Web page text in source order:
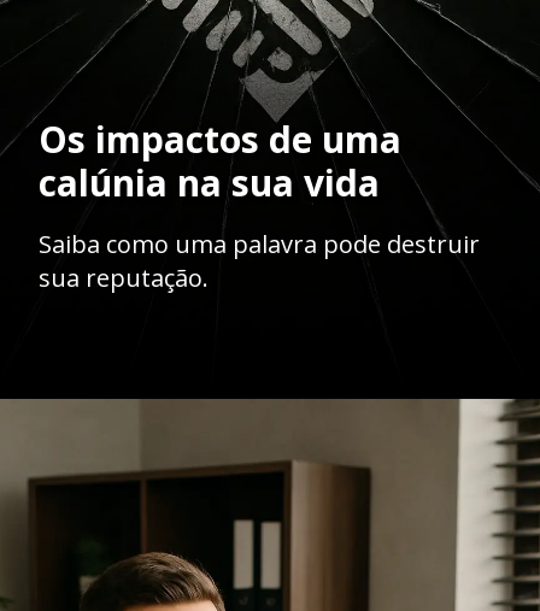
Os impactos de uma
calúnia na sua vida
Saiba como uma palavra pode destruir
sua reputação.